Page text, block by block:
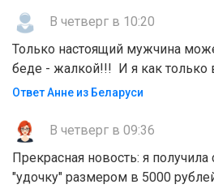
В четверг в 10:20
Только настоящий мужчина
беде - жалкой!!! И я как только
Ответ Анне из Беларуси
В четверг в 09:36
Прекрасная новость: я
"удочку" размером в 5000